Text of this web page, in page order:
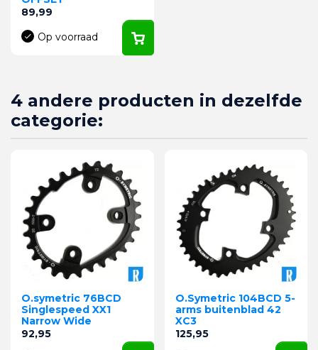
Prijs
89,99
Op voorraad
4 andere producten in dezelfde
categorie:
O.symetric 76BCD
Singlespeed XX1
Narrow Wide
Prijs
92,95
O.Symetric 104BCD 5-
arms buitenblad 42
XC3
Prijs
125,95